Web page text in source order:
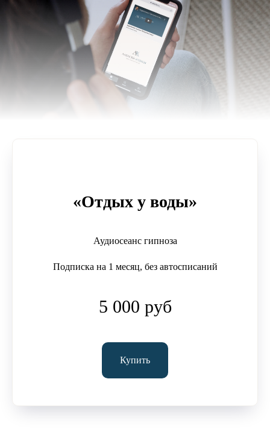
«Отдых у воды»
Аудиосеанс гипноза
Подписка на 1 месяц, без автосписаний
5 000 руб
Купить